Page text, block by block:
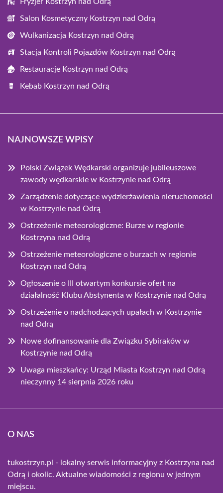
Salon Kosmetyczny Kostrzyn nad Odrą
Wulkanizacja Kostrzyn nad Odrą
Stacja Kontroli Pojazdów Kostrzyn nad Odrą
Restauracje Kostrzyn nad Odrą
Kebab Kostrzyn nad Odrą
NAJNOWSZE WPISY
Polski Związek Wędkarski organizuje jubileuszowe
zawody wędkarskie w Kostrzynie nad Odrą
Zarządzenie dotyczące wydzierżawienia nieruchomości
w Kostrzynie nad Odrą
Ostrzeżenie meteorologiczne: Burze w regionie
Kostrzyna nad Odrą
Ostrzeżenie meteorologiczne o burzach w regionie
Kostrzyn nad Odrą
Ogłoszenie o III otwartym konkursie ofert na
działalność Klubu Abstynenta w Kostrzynie nad Odrą
Ostrzeżenie o nadchodzących upałach w Kostrzynie
nad Odrą
Nowe dofinansowanie dla Związku Sybiraków w
Kostrzynie nad Odrą
Uwaga mieszkańcy: Urząd Miasta Kostrzyn nad Odrą
nieczynny 14 sierpnia 2026 roku
O NAS
tukostrzyn.pl - lokalny serwis informacyjny z Kostrzyna nad
Odrą i okolic. Aktualne wiadomości z regionu w jednym
miejscu.